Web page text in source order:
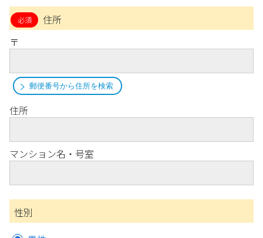
住所
〒
郵便番号から住所を検索
住所
マンション名・号室
性別